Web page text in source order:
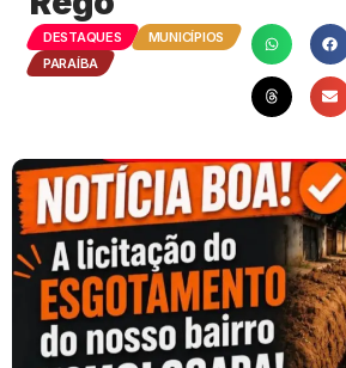
DESTAQUES
MUNICÍPIOS
PARAÍBA